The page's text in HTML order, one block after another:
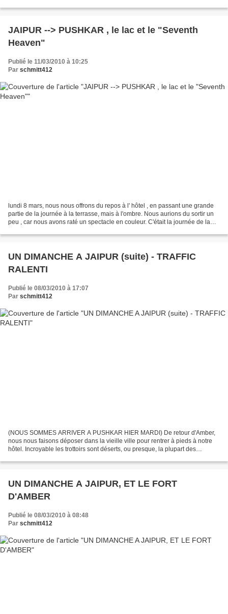
JAIPUR --> PUSHKAR , le lac et le "Seventh
Heaven"
Publié le 11/03/2010 à 10:25
Par schmitt412
lundi 8 mars, nous nous offrons du repos à l' hôtel , en passant une grande
partie de la journée à la terrasse, mais à l'ombre. Nous aurions du sortir un
peu , car nous avons raté un spectacle en couleur. C'était la journée de la
UN DIMANCHE A JAIPUR (suite) - TRAFFIC
RALENTI
Publié le 08/03/2010 à 17:07
Par schmitt412
(NOUS SOMMES ARRIVER A PUSHKAR HIER MARDI) De retour d'Amber,
nous nous faisons déposer dans la vieille ville pour rentrer à pieds à notre
hôtel. Incroyable les trottoirs sont déserts, ou presque, la plupart des
UN DIMANCHE A JAIPUR, ET LE FORT
D'AMBER
Publié le 08/03/2010 à 08:48
Par schmitt412